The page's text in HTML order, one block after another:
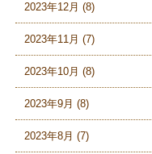
2023年12月 (8)
2023年11月 (7)
2023年10月 (8)
2023年9月 (8)
2023年8月 (7)